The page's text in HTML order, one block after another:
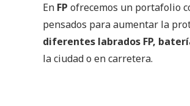
En FP ofrecemos un portafolio
pensados para aumentar la
diferentes labrados FP,
la ciudad o en carretera.